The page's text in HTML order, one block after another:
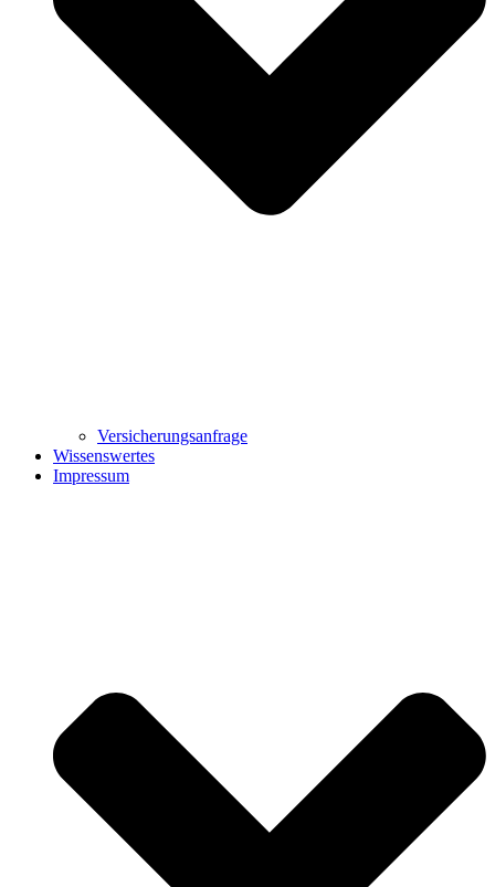
Versicherungsanfrage
Wissenswertes
Impressum